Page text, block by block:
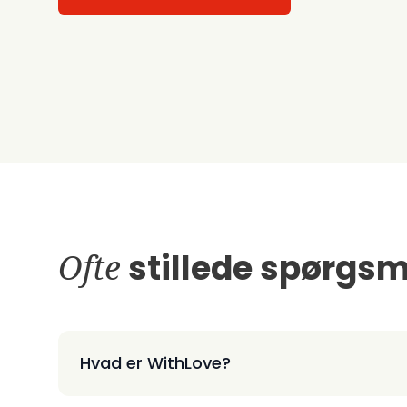
Ofte stillede
Hvad er WithLove?